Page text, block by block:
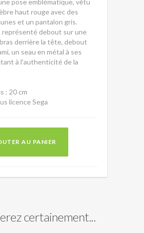
haut rouge avec des
et un pantalon gris.
représenté debout sur une
derrière la tête, debout
un seau en métal à ses
à l'authenticité de la
: 20 cm
licence Sega
AU PANIER
certainement...